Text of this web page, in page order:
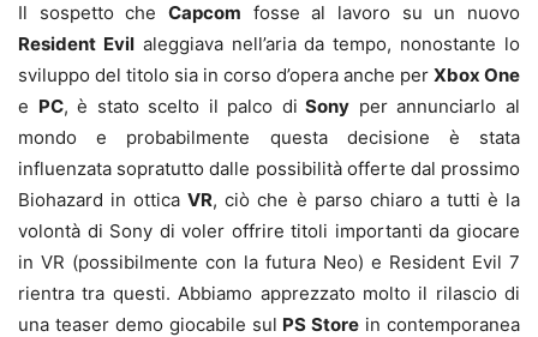
Il sospetto che Capcom fosse al lavoro su un nuovo
Resident Evilaleggiava nell’aria da tempo, nonostante lo
sviluppo del titolo sia in corso d’opera anche per Xbox One
e PC, è stato scelto il palco di Sony per annunciarlo al
mondo e probabilmente questa decisione è stata
influenzata sopratutto dalle possibilità offerte dal prossimo
Biohazard in otticaVR, ciò che è parso chiaro a tutti è la
volontà di Sony di voler offrire titoli importanti da giocare
in VR (possibilmente con la futura Neo) e Resident Evil 7
rientra tra questi. Abbiamo apprezzato molto il rilascio di
una teaser demo giocabile sul PS Store in contemporanea